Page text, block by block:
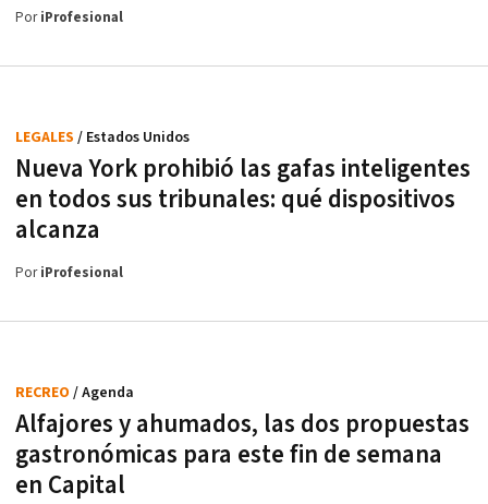
PoriProfesional
Nueva York prohibió las gafas inteligentes
en todos sus tribunales: qué dispositivos
alcanza
LEGALES / Estados Unidos
PoriProfesional
Alfajores y ahumados, las dos propuestas
gastronómicas para este fin de semana
en Capital
RECREO / Agenda